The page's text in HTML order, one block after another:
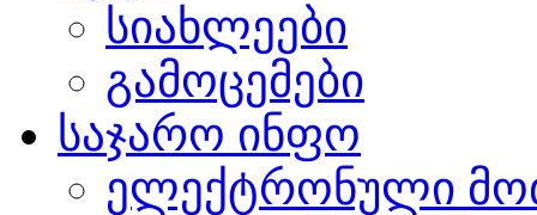
სიახლეები
გამოცემები
საჯარო ინფო
ელექტრონული